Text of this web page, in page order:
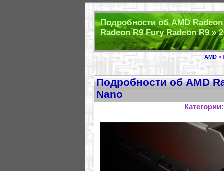
Подробности об AMD
Radeon R9 Fury Radeon R9 »
AMD»
Подробности об AMD
Nano